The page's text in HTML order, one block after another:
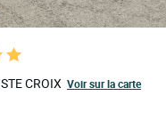
STE CROIX Voir sur la carte